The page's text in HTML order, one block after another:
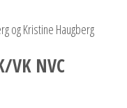
og Kristine Haugberg
VK NVC